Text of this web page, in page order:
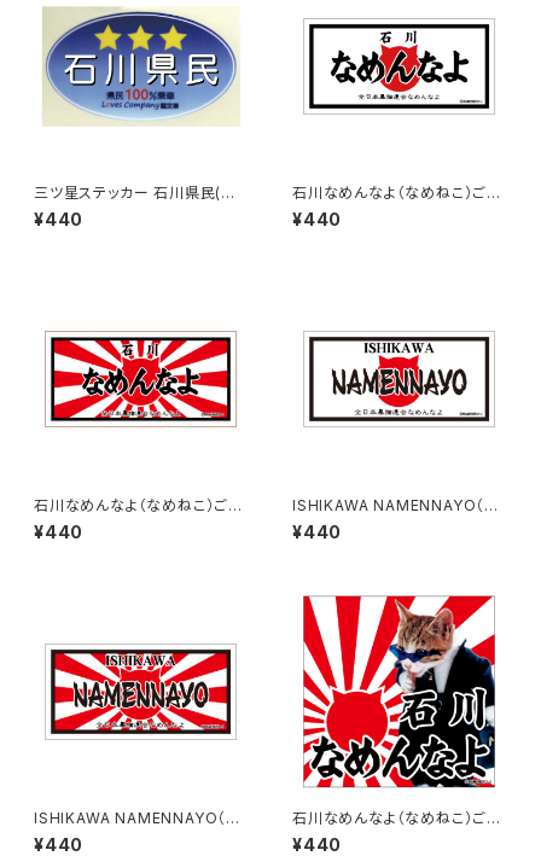
三ツ星ステッカー 石川県民(ブ
ルー)
¥440
石川なめんなよ（なめねこ）ご当
地ステッカー B-3
¥440
石川なめんなよ（なめねこ）ご当
地ステッカー B-4
¥440
ISHIKAWA NAMENNAYO（な
めねこ）ご当地ステッカー B-5
¥440
ISHIKAWA NAMENNAYO（な
めねこ）ご当地ステッカー B-6
¥440
石川なめんなよ（なめねこ）ご当
地ステッカー A-18
¥440